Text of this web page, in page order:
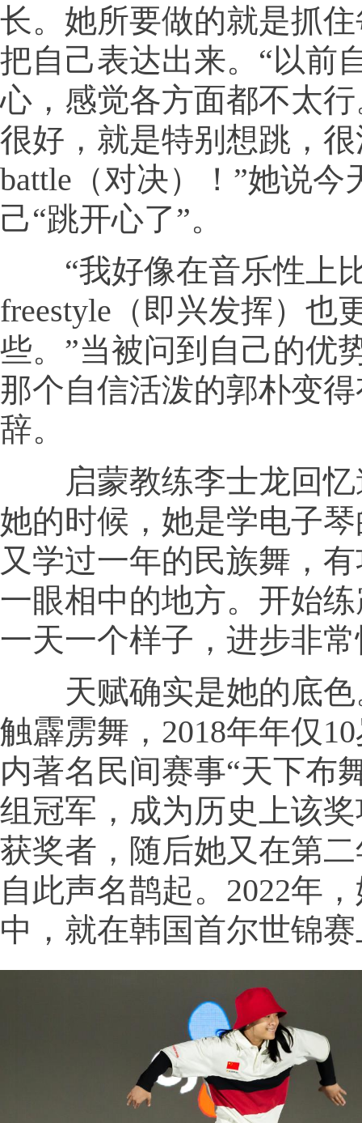
长。她所要做的就是抓
把自己表达出来。“以前
心，感觉各方面都不太
很好，就是特别想跳，
battle（对决）！”她说今
己“跳开心了”。
“我好像在音乐性上
freestyle（即兴发挥）也
些。”当被问到自己的优
那个自信活泼的郭朴变
辞。
启蒙教练李士龙回忆
她的时候，她是学电子
又学过一年的民族舞，
一眼相中的地方。开始
一天一个样子，进步非常
天赋确实是她的底色
触霹雳舞，2018年年仅
内著名民间赛事“天下布
组冠军，成为历史上该
获奖者，随后她又在第
自此声名鹊起。2022年
中，就在韩国首尔世锦